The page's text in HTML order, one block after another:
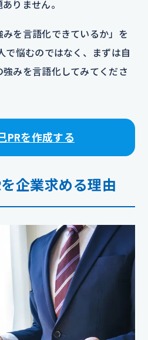
りません。
を言語化できているか」を
で悩むのではなく、まずは自
みを言語化してみてくださ
PRを作成する
企業求める理由